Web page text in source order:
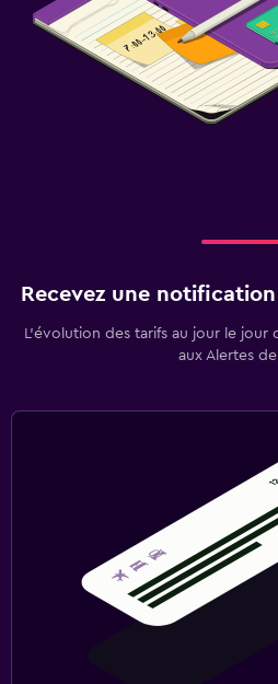
Recevez une
L’évolution des tarifs au jour le
aux Alertes